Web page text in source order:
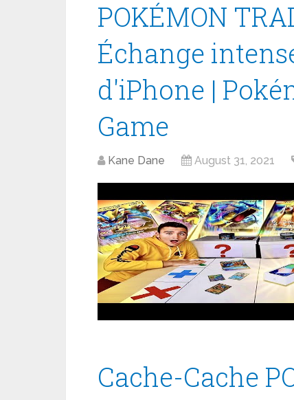
POKÉMON
Échange
d'iPhone |
Game
Kane Dane August 31, 2021
Cache-Cache